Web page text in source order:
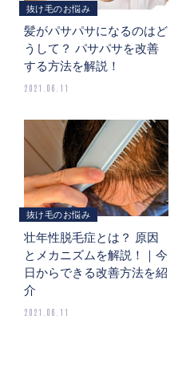
抜け毛のお悩み
髪がパサパサになるのはど
うして？ パサパサを改善
する方法を解説！
2021.06.11
抜け毛のお悩み
壮年性脱毛症とは？ 原因
とメカニズムを解説！｜今
日からできる改善方法を紹
介
2021.06.11